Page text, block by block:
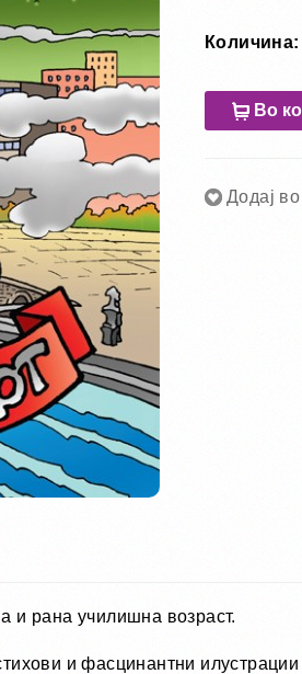
Количина:
Во
Додај
и рана училишна возраст.
и фасцинантни